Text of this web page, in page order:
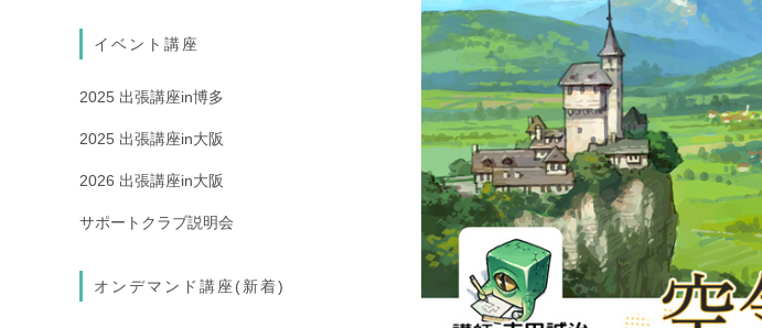
イベント講座
2025 出張講座in博多
2025 出張講座in大阪
2026 出張講座in大阪
サポートクラブ説明会
オンデマンド講座(新着)